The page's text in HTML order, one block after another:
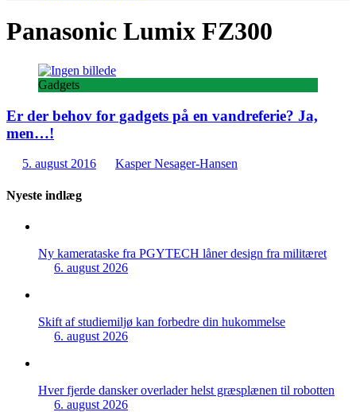
Panasonic Lumix FZ300
Gadgets
Er der behov for gadgets på en vandreferie? Ja,
men…!
5. august 2016 Kasper Nesager-Hansen
Nyeste indlæg
Ny kamerataske fra PGYTECH låner design fra militæret
6. august 2026
Skift af studiemiljø kan forbedre din hukommelse
6. august 2026
Hver fjerde dansker overlader helst græsplænen til robotten
6. august 2026